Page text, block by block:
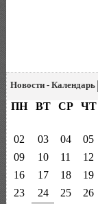
Новости - Календарь
ПН ВТ СР ЧТ
02
03 04 05
09
10 11 12
16
17 18 19
23
24 25 26